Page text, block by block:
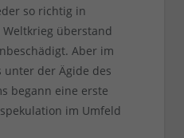
so richtig in
Weltkrieg überstand
Aber im
unter der Ägide des
begann eine erste
im Umfeld